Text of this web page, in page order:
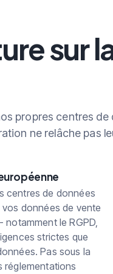
sur
propres centres
ne relâche pas
centres de données
vos données de vente
le RGPD,
strictes que
Pas sous la
réglementations